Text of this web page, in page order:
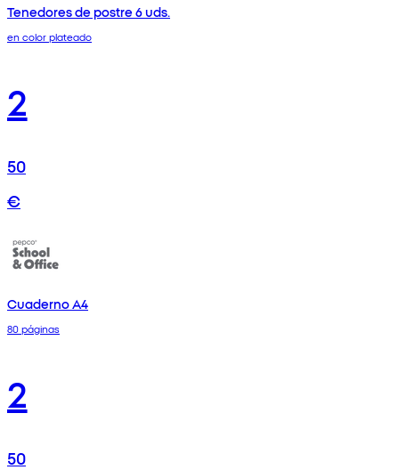
Tenedores de postre 6 uds.
en color plateado
2
50
€
Cuaderno A4
80 páginas
2
50